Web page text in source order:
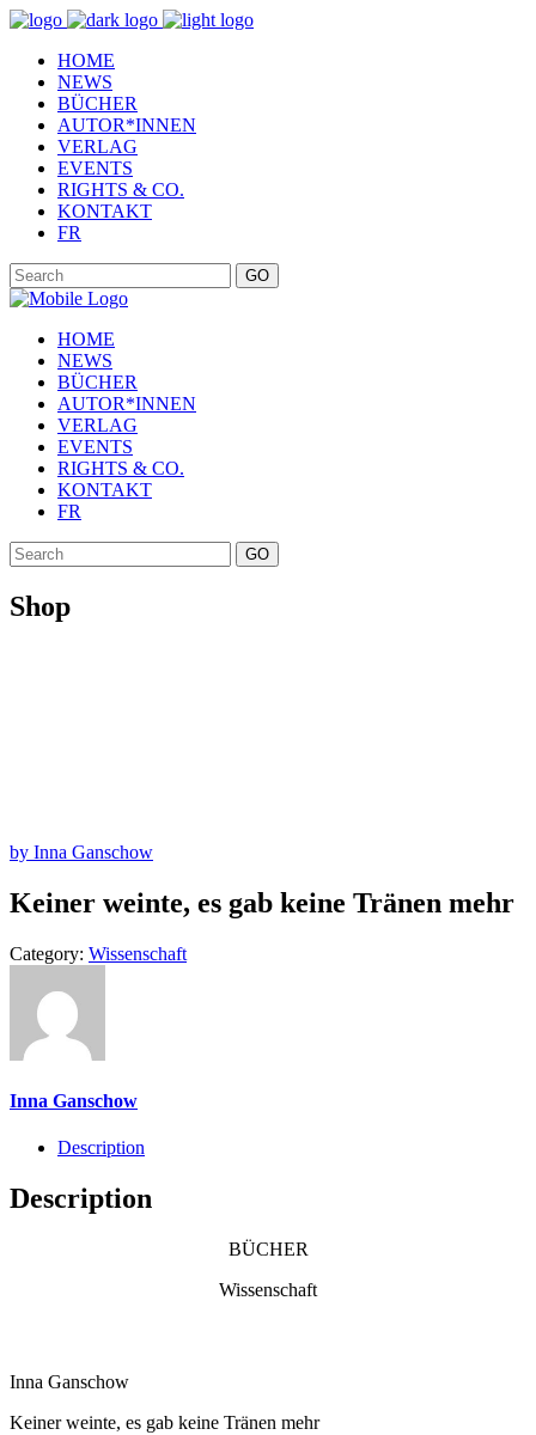
HOME
NEWS
BÜCHER
AUTOR*INNEN
VERLAG
EVENTS
RIGHTS & CO.
KONTAKT
FR
GO
HOME
NEWS
BÜCHER
AUTOR*INNEN
VERLAG
EVENTS
RIGHTS & CO.
KONTAKT
FR
GO
Shop
by Inna Ganschow
Keiner weinte, es gab keine Tränen mehr
Category: Wissenschaft
Inna Ganschow
Description
Description
BÜCHER
Wissenschaft
Inna Ganschow
Keiner weinte, es gab keine Tränen mehr